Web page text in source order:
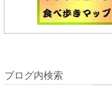
ブログ内検索